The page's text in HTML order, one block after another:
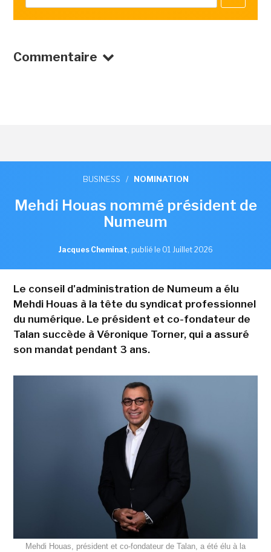
Commentaire
BUSINESS / NOMINATION
Mehdi Houas nommé président de
Numeum
Jacques Cheminat, publié le 01 Juillet 2026
Le conseil d'administration de Numeum a élu
Mehdi Houas à la tête du syndicat professionnel
du numérique. Le président et co-fondateur de
Talan succède à Véronique Torner, qui a assuré
son mandat pendant 3 ans.
Mehdi Houas, président et co-fondateur de Talan, a été élu à la